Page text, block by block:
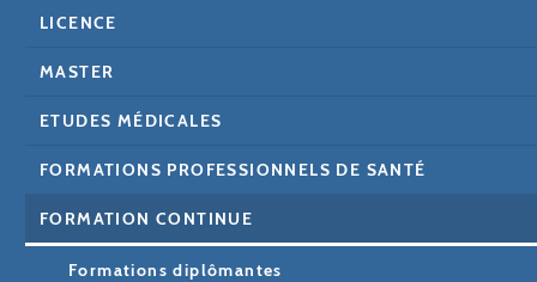
LICENCE
MASTER
ETUDES MÉDICALES
FORMATIONS PROFESSIONNELS DE SANTÉ
FORMATION CONTINUE
Formations diplômantes